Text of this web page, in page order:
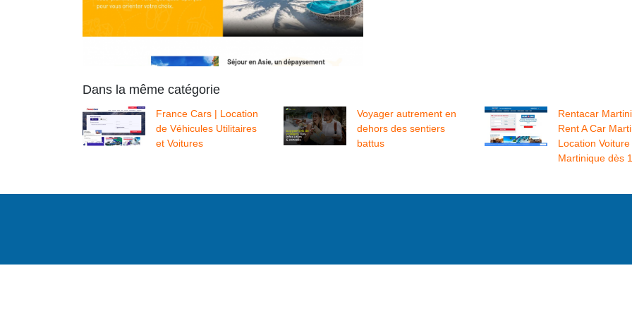
Dans la même catégorie
France Cars | Location
de Véhicules Utilitaires
et Voitures
Voyager autrement en
dehors des sentiers
battus
Rentacar
Rent A Car
Location Voiture
Martinique dès